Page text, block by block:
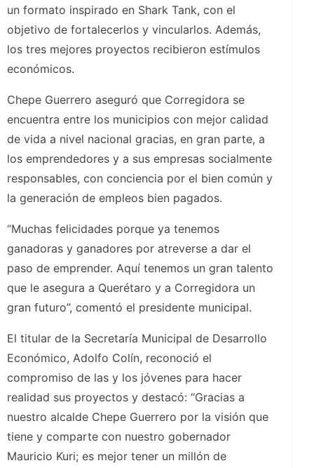
un formato inspirado en Shark Tank, con el
objetivo de fortalecerlos y vincularlos. Además,
los tres mejores proyectos recibieron estímulos
económicos.
Chepe Guerrero aseguró que Corregidora se
encuentra entre los municipios con mejor calidad
de vida a nivel nacional gracias, en gran parte, a
los emprendedores y a sus empresas socialmente
responsables, con conciencia por el bien común y
la generación de empleos bien pagados.
“Muchas felicidades porque ya tenemos
ganadoras y ganadores por atreverse a dar el
paso de emprender. Aquí tenemos un gran talento
que le asegura a Querétaro y a Corregidora un
gran futuro”, comentó el presidente municipal.
El titular de la Secretaría Municipal de Desarrollo
Económico, Adolfo Colín, reconoció el
compromiso de las y los jóvenes para hacer
realidad sus proyectos y destacó: “Gracias a
nuestro alcalde Chepe Guerrero por la visión que
tiene y comparte con nuestro gobernador
Mauricio Kuri; es mejor tener un millón de